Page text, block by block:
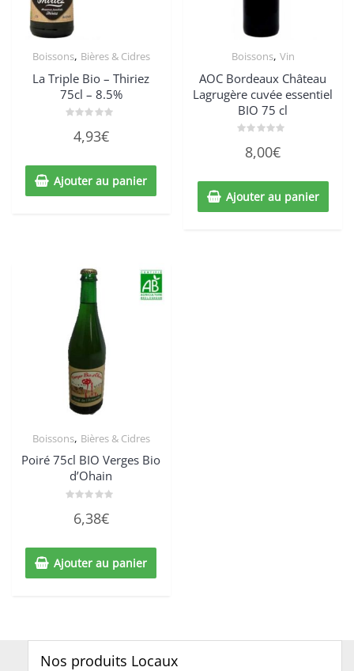
Boissons, Bières & Cidres
La Triple Bio – Thiriez
75cl – 8.5%
sur
4,93€
Ajouter au panier
Boissons, Vin
AOC Bordeaux Château
Lagrugère cuvée essentiel
BIO 75 cl
sur
8,00€
Ajouter au panier
Boissons, Bières & Cidres
Poiré 75cl BIO Verges Bio
d’Ohain
sur
6,38€
Ajouter au panier
Nos produits Locaux